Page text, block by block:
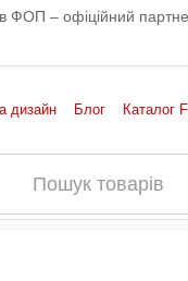
ФОП – офіційний
дизайн Блог Каталог